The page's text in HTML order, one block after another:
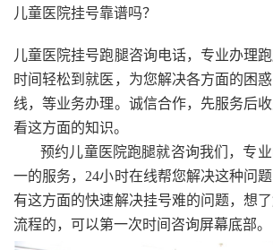
儿童医院挂号靠谱吗？
儿童医院挂号跑腿咨询电话，专业办理
时间轻松到就医，为您解决各方面的困
线，等业务办理。诚信合作，先服务后
看这方面的知识。
预约儿童医院跑腿就咨询我们，专
一的服务，24小时在线帮您解决这种问
有这方面的快速解决挂号难的问题，想
流程的，可以第一次时间咨询屏幕底部。